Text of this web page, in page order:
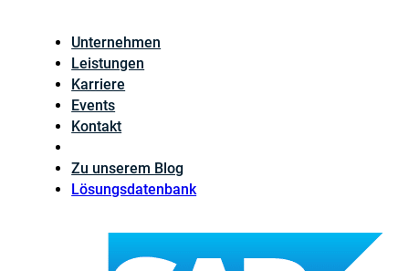
Unternehmen
Leistungen
Karriere
Events
Kontakt
Zu unserem Blog
Lösungsdatenbank